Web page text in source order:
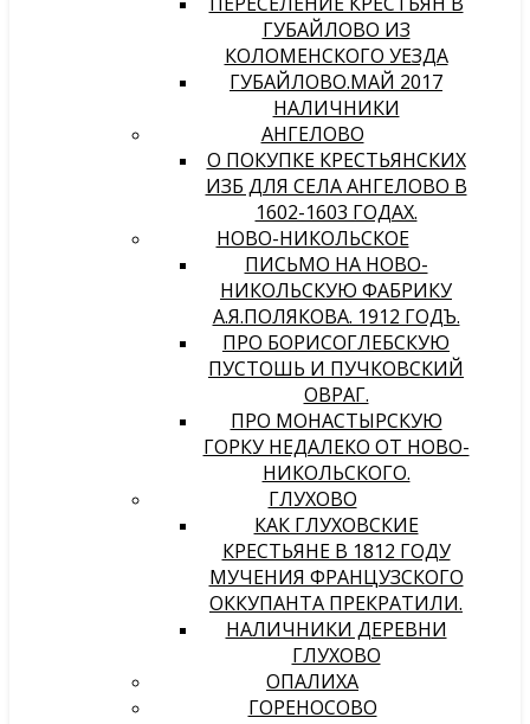
ГУБАЙЛОВО ИЗ
КОЛОМЕНСКОГО УЕЗДА
ГУБАЙЛОВО.МАЙ 2017
НАЛИЧНИКИ
АНГЕЛОВО
О ПОКУПКЕ КРЕСТЬЯНСКИХ
ИЗБ ДЛЯ СЕЛА АНГЕЛОВО В
1602-1603 ГОДАХ.
НОВО-НИКОЛЬСКОЕ
ПИСЬМО НА НОВО-
НИКОЛЬСКУЮ ФАБРИКУ
А.Я.ПОЛЯКОВА. 1912 ГОДЪ.
ПРО БОРИСОГЛЕБСКУЮ
ПУСТОШЬ И ПУЧКОВСКИЙ
ОВРАГ.
ПРО МОНАСТЫРСКУЮ
ГОРКУ НЕДАЛЕКО ОТ НОВО-
НИКОЛЬСКОГО.
ГЛУХОВО
КАК ГЛУХОВСКИЕ
КРЕСТЬЯНЕ В 1812 ГОДУ
МУЧЕНИЯ ФРАНЦУЗСКОГО
ОККУПАНТА ПРЕКРАТИЛИ.
НАЛИЧНИКИ ДЕРЕВНИ
ГЛУХОВО
ОПАЛИХА
ГОРЕНОСОВО